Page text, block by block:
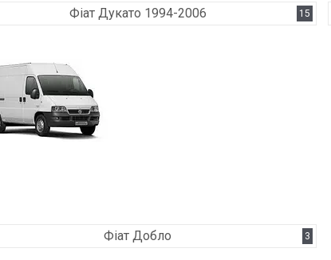
Фіат Дукато 1994-2006 15
Фіат Добло 3